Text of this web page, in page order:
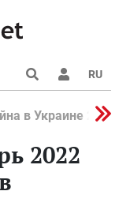
RU
в Украине 2022
2022